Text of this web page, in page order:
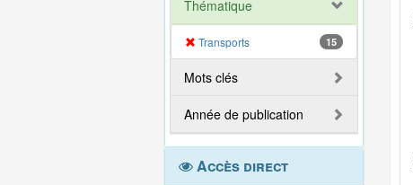
Thématique
Transports 15
Mots clés
Année de publication
Accès direct